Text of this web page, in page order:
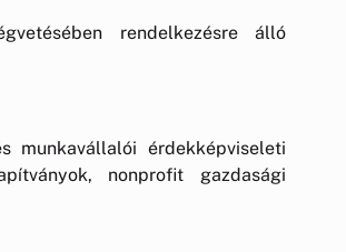
rendelkezésre álló
érdekképviseleti
nonprofit gazdasági